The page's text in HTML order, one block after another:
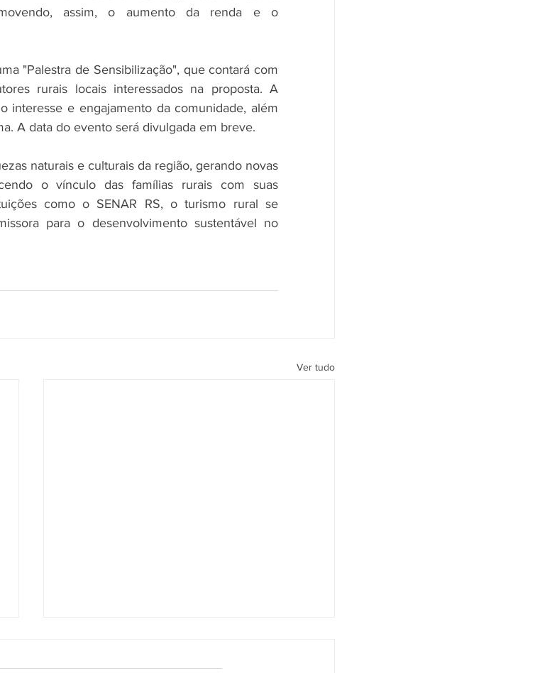
assim, o aumento da renda e o
"Palestra de Sensibilização", que contará com
rurais locais interessados na proposta. A
interesse e engajamento da comunidade, além
A data do evento será divulgada em breve.
naturais e culturais da região, gerando novas
o vínculo das famílias rurais com suas
como o SENAR RS, o turismo rural se
para o desenvolvimento sustentável no
Ver tudo